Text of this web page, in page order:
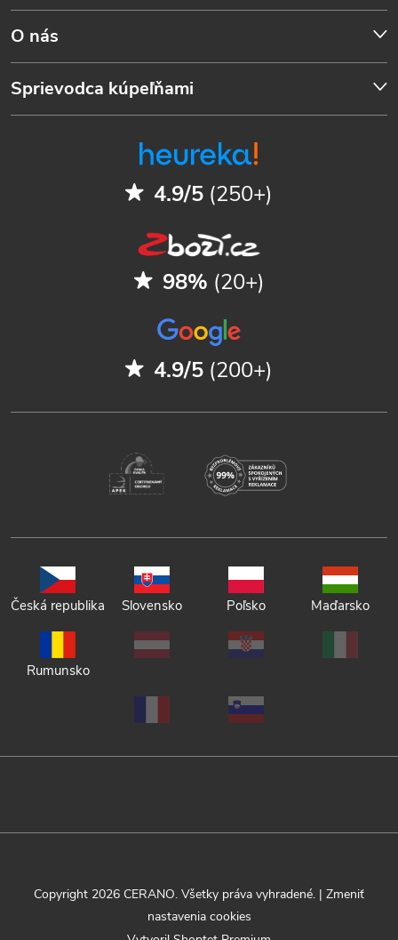
O nás
Sprievodca kúpeľňami
4.9/5 (250+)
98% (20+)
4.9/5 (200+)
Česká republika Slovensko Poľsko Maďarsko
Rumunsko
Copyright 2026 CERANO. Všetky práva vyhradené. | Zmeniť
nastavenia cookies